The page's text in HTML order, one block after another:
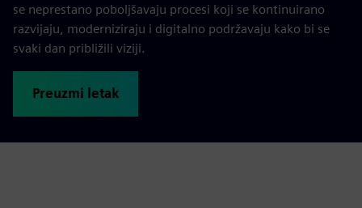
se neprestano poboljšavaju procesi koji se kontinuirano
razvijaju, moderniziraju i digitalno podržavaju kako bi se
svaki dan približili viziji.
Preuzmi letak